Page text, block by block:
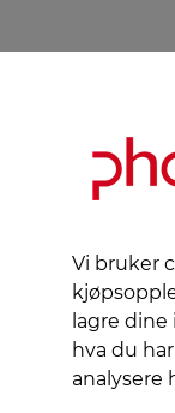
Vi bruker
lagre
hva du
analysere
Slik får du